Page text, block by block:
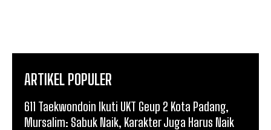
ARTIKEL POPULER
611 Taekwondoin Ikuti UKT Geup 2 Kota Padang,
Mursalim: Sabuk Naik, Karakter Juga Harus Naik